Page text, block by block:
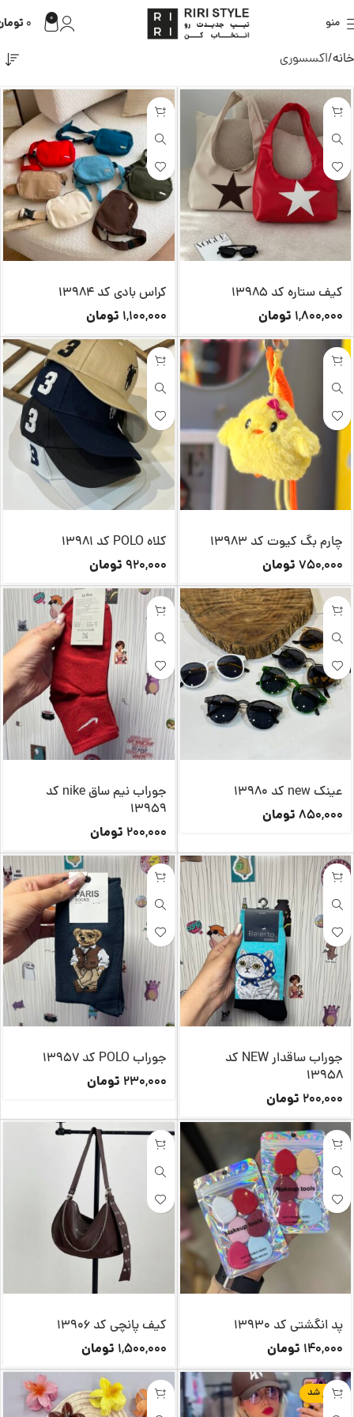
منو 0
0
خانه اکسسوری
کیف ستاره کد 13985
1,800,000 تومان
کراس بادی کد 13984
1,100,000 تومان
چارم بگ کیوت کد 13983
750,000 تومان
کلاه POLO کد 13981
920,000 تومان
عینک new کد 13980
850,000 تومان
جوراب نیم ساق nike کد
13959
200,000 تومان
جوراب ساقدار NEW کد
13958
200,000 تومان
جوراب POLO کد 13957
230,000 تومان
پد انگشتی کد 13930
140,000 تومان
کیف پانچی کد 13906
1,500,000 تومان
تکرار شد